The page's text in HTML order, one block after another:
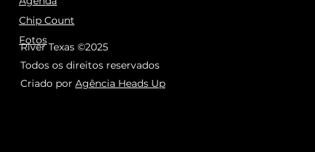
Chip Count
Fotos
River Texas ©2025
Todos os direitos reservados
Criado porAgência Heads Up